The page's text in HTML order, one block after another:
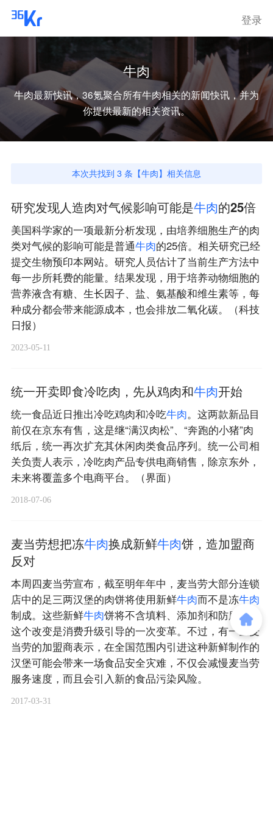
登录
牛肉
牛肉最新快讯，36氪聚合所有牛肉相关的新闻快讯，并为
你提供最新的相关资讯。
本次共找到 3 条【牛肉】相关信息
研究发现人造肉对气候影响可能是牛肉的25倍
美国科学家的一项最新分析发现，由培养细胞生产的肉
类对气候的影响可能是普通牛肉的25倍。相关研究已经
提交生物预印本网站。研究人员估计了当前生产方法中
每一步所耗费的能量。结果发现，用于培养动物细胞的
营养液含有糖、生长因子、盐、氨基酸和维生素等，每
种成分都会带来能源成本，也会排放二氧化碳。（科技
日报）
2023-05-11
统一开卖即食冷吃肉，先从鸡肉和牛肉开始
统一食品近日推出冷吃鸡肉和冷吃牛肉。这两款新品目
前仅在京东有售，这是继“满汉肉松”、“奔跑的小猪”肉
纸后，统一再次扩充其休闲肉类食品序列。统一公司相
关负责人表示，冷吃肉产品专供电商销售，除京东外，
未来将覆盖多个电商平台。（界面）
2018-07-06
麦当劳想把冻牛肉换成新鲜牛肉饼，造加盟商
反对
本周四麦当劳宣布，截至明年年中，麦当劳大部分连锁
店中的足三两汉堡的肉饼将使用新鲜牛肉而不是冻牛肉
制成。这些新鲜牛肉饼将不含填料、添加剂和防腐剂。
这个改变是消费升级引导的一次变革。不过，有一些麦
当劳的加盟商表示，在全国范围内引进这种新鲜制作的
汉堡可能会带来一场食品安全灾难，不仅会减慢麦当劳
服务速度，而且会引入新的食品污染风险。
2017-03-31